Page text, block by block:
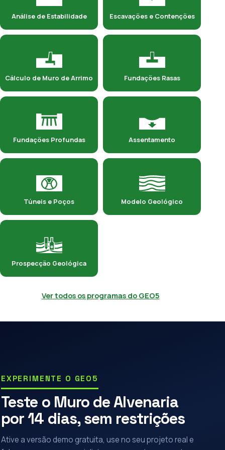
Análise de Estabilidade Escavações e Contenções
Cálculo de Muro de Arrimo Fundações Rasas
Fundações Profundas Assentamento
Túneis e Poços Modelo Geológico
Prospecção Geológica
Ver todos os programas do GEO5
EXPERIMENTE O GEO5
Teste o Muro de Alvenaria
por 14 dias, sem restrições
Ative a versão demo gratuita, use no seu projeto real e